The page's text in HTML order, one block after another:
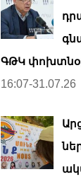
ԳԹԿ
16:07-31.07.26